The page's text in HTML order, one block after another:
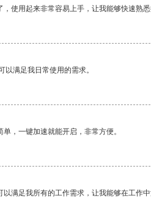
使用起来非常容易上手，让我能够快速熟
以满足我日常使用的需求。
，一键加速就能开启，非常方便。
满足我所有的工作需求，让我能够在工作